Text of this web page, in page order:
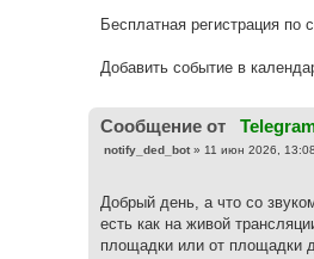
Бесплатная регистрация по
Добавить событие в
Cообщение от
С
щ
е
и
notify_ded_bot» 11 июн 2026, 13:08
Добрый день, а что со
есть как на живой
площадки или от площадки